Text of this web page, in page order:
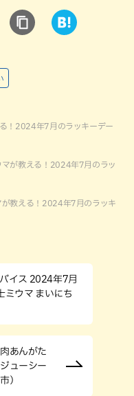
！2024年7月のラッキーデー
マが教える！2024年7月のラッ
が教える！2024年7月のラッキ
イス 2024年7月
ミウマ まいにち
あんがた
ューシー
）